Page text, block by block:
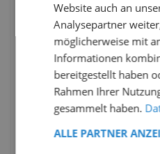
Website auch an
Analysepartner
möglicherweise mit
Informationen
bereitgestellt haben
Rahmen Ihrer
gesammelt haben.
ALLE PARTNER